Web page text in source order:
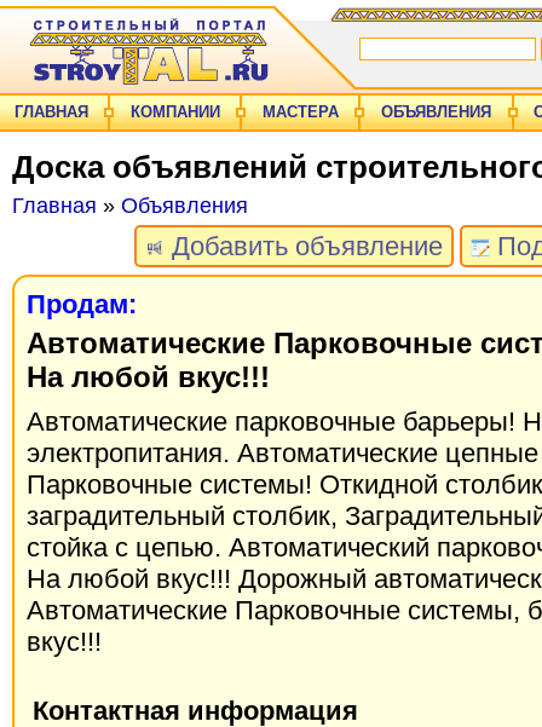
ГЛАВНАЯ КОМПАНИИ МАСТЕРА ОБЪЯВЛЕНИЯ
Доска объявлений
Главная » Объявления
Добавить объявление
Продам:
Автоматические Парковочные
На любой вкус!!!
Автоматические парковочные барьеры!
электропитания. Автоматические
Парковочные системы! Откидной
заградительный столбик,
стойка с цепью. Автоматический
На любой вкус!!! Дорожный
Автоматические Парковочные системы,
вкус!!!
Контактная информация